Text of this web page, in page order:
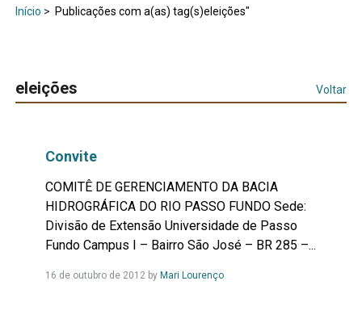
Início > Publicações com a(as) tag(s)eleições"
eleições Voltar
Convite
COMITÊ DE GERENCIAMENTO DA BACIA
HIDROGRÁFICA DO RIO PASSO FUNDO Sede:
Divisão de Extensão Universidade de Passo
Fundo Campus I – Bairro São José – BR 285 –...
16 de outubro de 2012 by Mari LourençoLeia